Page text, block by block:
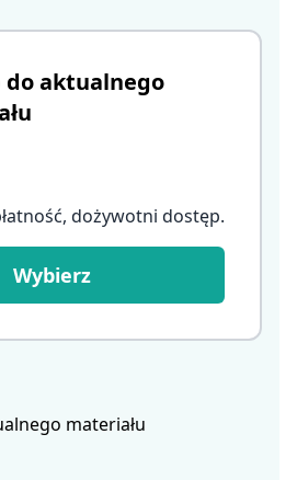
do aktualnego
dożywotni dostęp.
Wybierz
materiału